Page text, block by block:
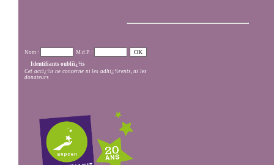
Nom :
M.d.P. :
Identifiants oubliï¿½s
Cet accï¿½s ne concerne ni les adhï¿½rents, ni les
donateurs